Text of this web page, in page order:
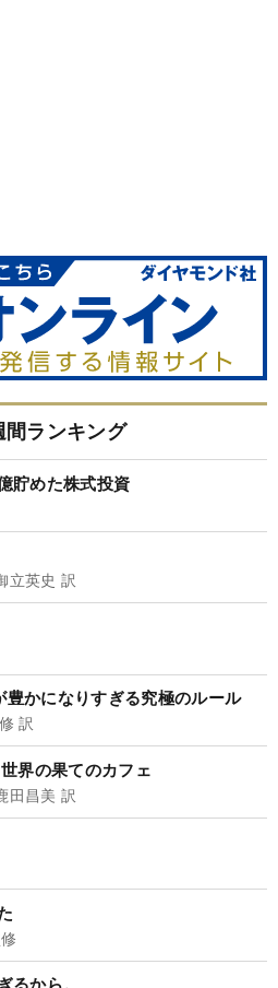
間ランキング
貯めた株式投資
立英史 訳
かになりすぎる究極のルール
訳
界の果てのカフェ
田昌美 訳